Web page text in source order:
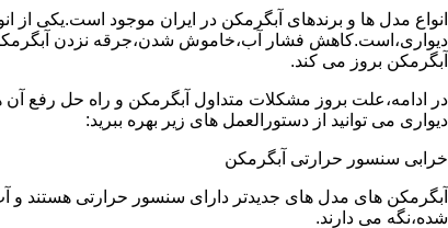
انواع مدل ها و برندهای آبگرمکن در ایران موجود است.یکی از
دیواری،است.کاهش فشار آب،خاموش شدن،جرقه نزدن
آبگرمکن بروز می کند.
در ادامه،علت بروز مشکلات متداول آبگرمکن و راه حل رفع آن
دیواری می توانید از دستورالعمل های زیر بهره ببرید:
خرابی سنسور حرارتی آبگرمکن
آبگرمکن های مدل های جدیدتر دارای سنسور حرارتی هستند
شده،نگه می دارند.